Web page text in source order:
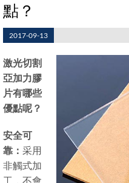
點？
2017-09-13
激光切割
亞加力膠
片有哪些
優點呢？
安全可
靠： 采用
非觸式加
工，不會